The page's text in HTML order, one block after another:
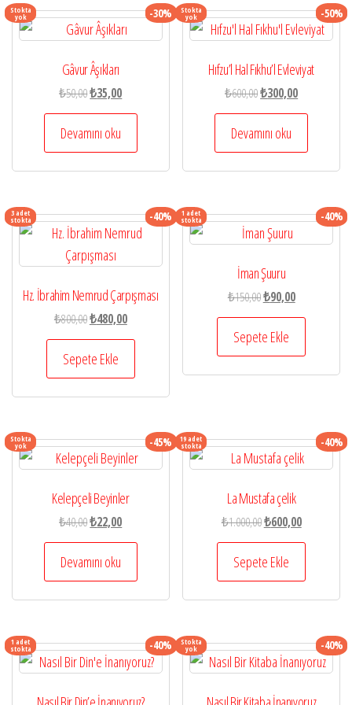
Stokta
yok -30%
Gâvur Âşıkları
₺50,00Orijinal
fiyat:
₺50,00.
₺35,00Şu
andaki
₺35,00.
Devamını oku
Stokta
yok -50%
Hıfzu’l Hal Fıkhu’l Evleviyat
₺600,00Orijinal
fiyat:
₺600,00.
₺300,00Şu
andaki
₺300,00.
Devamını oku
3 adet
stokta -40%
Hz. İbrahim Nemrud Çarpışması
₺800,00Orijinal
fiyat:
₺800,00.
₺480,00Şu
andaki
₺480,00.
Sepete Ekle
1 adet
stokta -40%
İman Şuuru
₺150,00Orijinal
fiyat:
₺150,00.
₺90,00Şu
andaki
₺90,00.
Sepete Ekle
Stokta
yok -45%
Kelepçeli Beyinler
₺40,00Orijinal
fiyat:
₺40,00.
₺22,00Şu
andaki
₺22,00.
Devamını oku
19 adet
stokta -40%
La Mustafa çelik
₺1.000,00Orijinal
fiyat:
₺1.000,00.
₺600,00Şu
andaki
₺600,00.
Sepete Ekle
1 adet
stokta -40% Stokta
yok -40%